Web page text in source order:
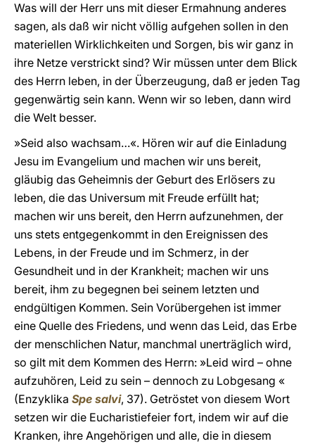
Was will der Herr uns mit dieser Ermahnung anderes
sagen, als daß wir nicht völlig aufgehen sollen in den
materiellen Wirklichkeiten und Sorgen, bis wir ganz in
ihre Netze verstrickt sind? Wir müssen unter dem Blick
des Herrn leben, in der Überzeugung, daß er jeden Tag
gegenwärtig sein kann. Wenn wir so leben, dann wird
die Welt besser.
»Seid also wachsam…«. Hören wir auf die Einladung
Jesu im Evangelium und machen wir uns bereit,
gläubig das Geheimnis der Geburt des Erlösers zu
leben, die das Universum mit Freude erfüllt hat;
machen wir uns bereit, den Herrn aufzunehmen, der
uns stets entgegenkommt in den Ereignissen des
Lebens, in der Freude und im Schmerz, in der
Gesundheit und in der Krankheit; machen wir uns
bereit, ihm zu begegnen bei seinem letzten und
endgültigen Kommen. Sein Vorübergehen ist immer
eine Quelle des Friedens, und wenn das Leid, das Erbe
der menschlichen Natur, manchmal unerträglich wird,
so gilt mit dem Kommen des Herrn: »Leid wird – ohne
aufzuhören, Leid zu sein – dennoch zu Lobgesang «
(Enzyklika Spe salvi, 37). Getröstet von diesem Wort
setzen wir die Eucharistiefeier fort, indem wir auf die
Kranken, ihre Angehörigen und alle, die in diesem